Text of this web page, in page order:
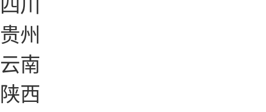
贵州
云南
陕西